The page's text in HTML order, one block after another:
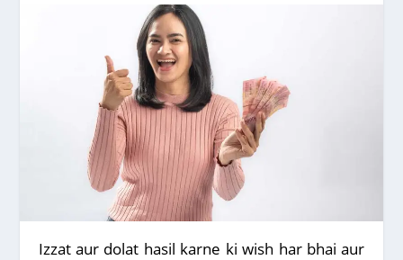
Izzat aur dolat hasil karne ki wish har bhai aur